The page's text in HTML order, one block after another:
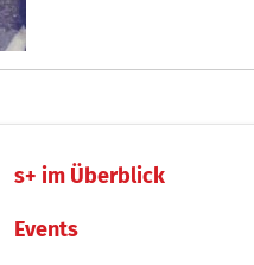
s+ im Überblick
Events